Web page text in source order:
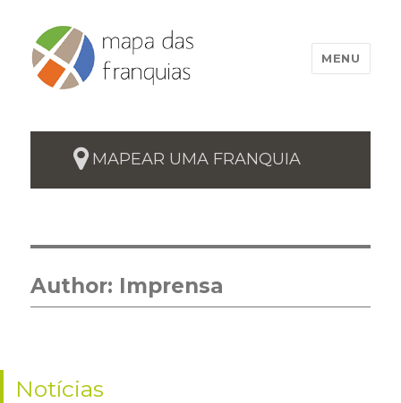
MENU
MAPEAR UMA FRANQUIA
Author: Imprensa
Notícias